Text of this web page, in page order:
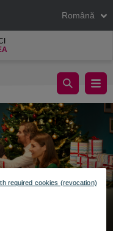
Română
required cookies (revocation)